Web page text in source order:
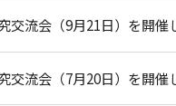
交流会（9月21日）を開催
交流会（7月20日）を開催